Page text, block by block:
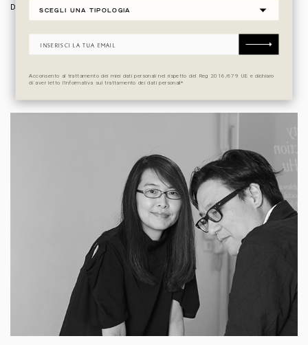
Da 90,00€
Acconsento al trattamento dei miei dati personali nel rispetto del Reg 2016/679 UE e dichiaro
di aver letto l’informativa sul trattamento dei dati personali*